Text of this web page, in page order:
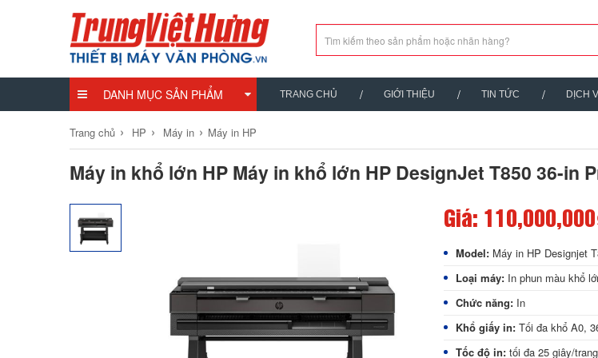
DANH MỤC SẢN PHẨM TRANG CHỦ GIỚI THIỆU TIN TỨC DỊCH
Trang chủ › HP › Máy in › Máy in HP
Máy in khổ lớn HP Máy in khổ lớn HP DesignJet T850 36-in
Giá:
Model:Máy in HP Designjet
Loại máy:In phun màu khổ
Chức năng:In
Khổ giấy in:Tối đa khổ A0,
Tốc độ in:tối đa 25 giây/trang